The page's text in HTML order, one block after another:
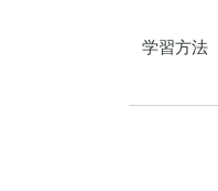
学習方法